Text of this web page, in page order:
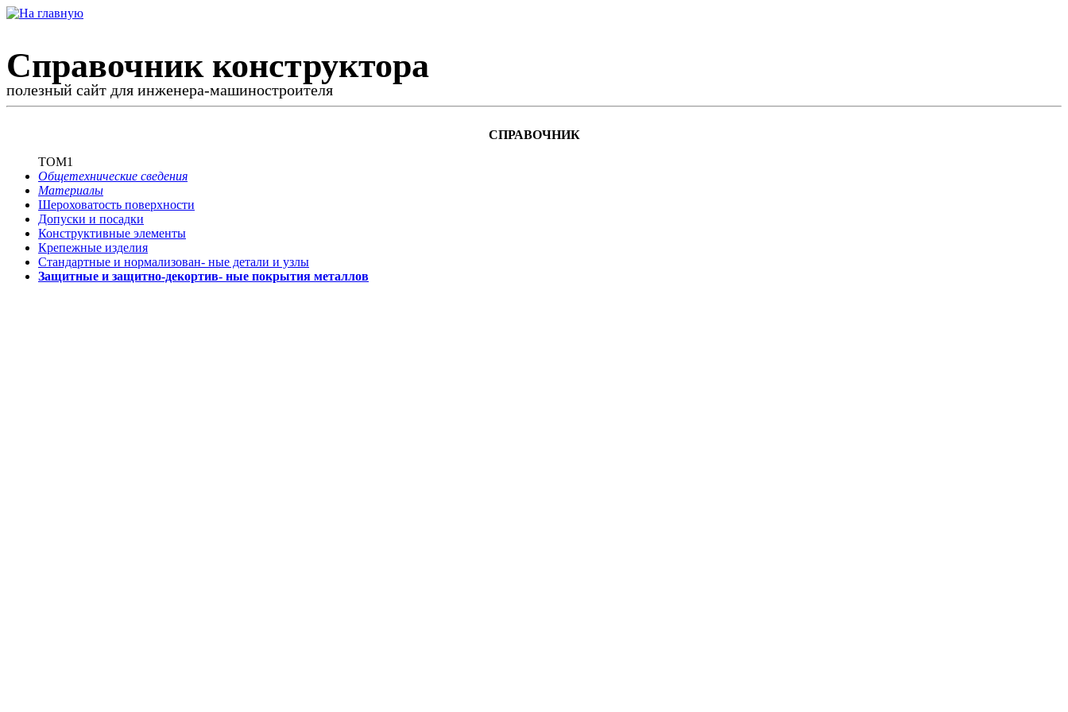
Справочник конструктора
полезный сайт для инженера-машиностроителя
СПРАВОЧНИК
ТОМ1
Общетехнические сведения
Материалы
Шероховатость поверхности
Допуски и посадки
Конструктивные элементы
Крепежные изделия
Стандартные и нормализован- ные детали и узлы
Защитные и защитно-декортив- ные покрытия металлов